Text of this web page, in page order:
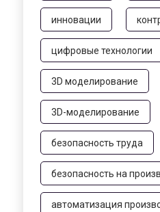
инновации
цифровые технологии
3D моделирование
3D-моделирование
безопасность труда
безопасность на
автоматизация